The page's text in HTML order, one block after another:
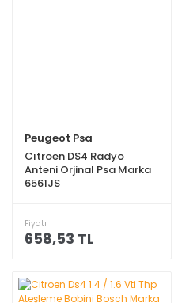
Peugeot Psa
Cıtroen DS4 Radyo
Anteni Orjinal Psa Marka
6561JS
Fiyatı
658,53 TL